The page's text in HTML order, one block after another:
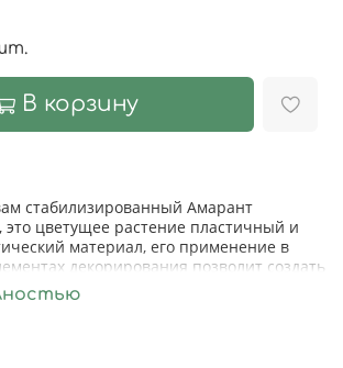
В корзину
стабилизированный Амарант
это цветущее растение пластичный и
материал, его применение в
декорирования позволит создать
искусства. Гармонично
травами и листвой.
: обмакивание.